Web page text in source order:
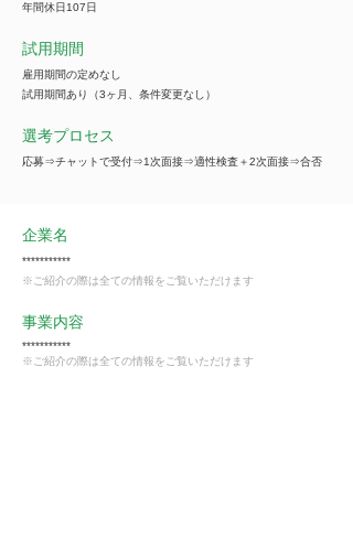
年間休日107日
試用期間
雇用期間の定めなし
試用期間あり（3ヶ月、条件変更なし）
選考プロセス
応募⇒チャットで受付⇒1次面接⇒適性検査＋2次面接⇒合否
企業名
***********
※ご紹介の際は全ての情報をご覧いただけます
事業内容
***********
※ご紹介の際は全ての情報をご覧いただけます